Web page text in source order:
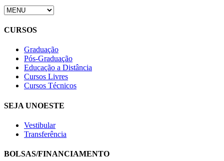
CURSOS
Graduação
Pós-Graduação
Educação a Distância
Cursos Livres
Cursos Técnicos
SEJA UNOESTE
Vestibular
Transferência
BOLSAS/FINANCIAMENTO